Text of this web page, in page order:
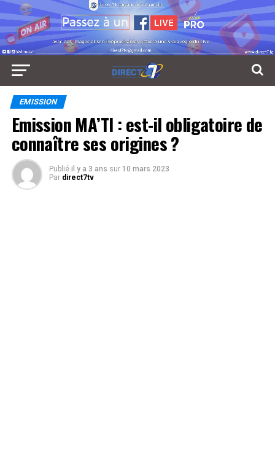
EMISSION
Emission MA’TI : est-il obligatoire de
connaître ses origines ?
Publié il y a 3 ans sur 10 mars 2023
Par direct7tv